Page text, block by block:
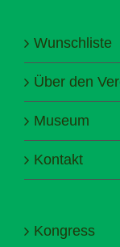
Wunschliste
Über den
Museum
Kontakt
Kongress